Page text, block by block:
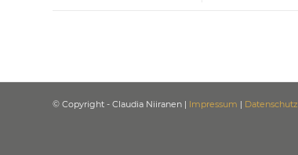
© Copyright - Claudia Niiranen | Impressum | Datenschutz